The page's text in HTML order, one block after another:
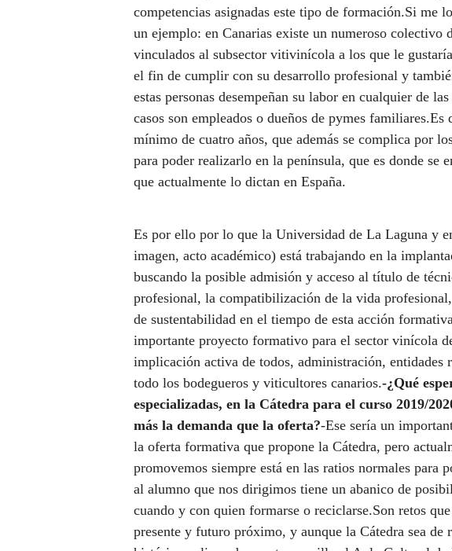
competencias asignadas este tipo de formación.Si me
un ejemplo: en Canarias existe un numeroso colectivo
vinculados al subsector vitivinícola a los que le
el fin de cumplir con su desarrollo profesional y
estas personas desempeñan su labor en cualquier de
casos son empleados o dueños de pymes
mínimo de cuatro años, que además se complica por
para poder realizarlo en la península, que es donde se
que actualmente lo dictan en España.
Es por ello por lo que la Universidad de La Laguna y
imagen, acto académico) está trabajando en la
buscando la posible admisión y acceso al título de
profesional, la compatibilización de la vida
de sustentabilidad en el tiempo de esta acción
importante proyecto formativo para el sector vinícola
implicación activa de todos, administración, entidades
todo los bodegueros y viticultores canarios.-¿Qué
especializadas, en la Cátedra para el curso 2019/
más la demanda que la oferta?-Ese sería un
la oferta formativa que propone la Cátedra, pero
promovemos siempre está en las ratios normales para
al alumno que nos dirigimos tiene un abanico de
cuando y con quien formarse o reciclarse.Son retos
presente y futuro próximo, y aunque la Cátedra sea de